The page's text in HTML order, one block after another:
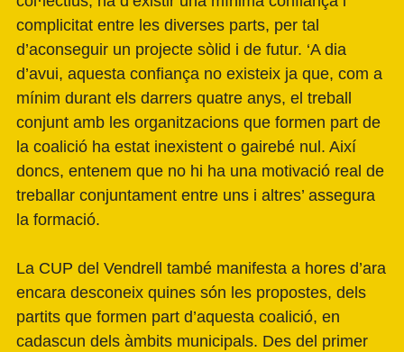
complicitat entre les diverses parts, per tal
d’aconseguir un projecte sòlid i de futur. ‘A dia
d’avui, aquesta confiança no existeix ja que, com a
mínim durant els darrers quatre anys, el treball
conjunt amb les organitzacions que formen part de
la coalició ha estat inexistent o gairebé nul. Així
doncs, entenem que no hi ha una motivació real de
treballar conjuntament entre uns i altres’ assegura
la formació.
La CUP del Vendrell també manifesta a hores d’ara
encara desconeix quines són les propostes, dels
partits que formen part d’aquesta coalició, en
cadascun dels àmbits municipals. Des del primer